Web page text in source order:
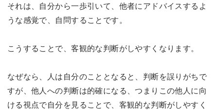
それは、自分から一歩引いて、他者にアドバイスするよ
うな感覚で、自問することです。
こうすることで、客観的な判断がしやすくなります。
なぜなら、人は自分のこととなると、判断を誤りがちで
すが、他人への判断は的確になる、つまりこの他人に向
ける視点で自分を見ることで、客観的な判断がしやすく